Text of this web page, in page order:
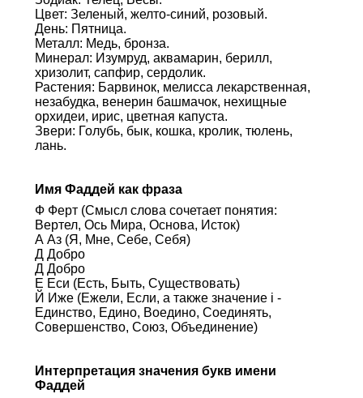
Цвет: Зеленый, желто-синий, розовый.
День: Пятница.
Металл: Медь, бронза.
Минерал: Изумруд, аквамарин, берилл,
хризолит, сапфир, сердолик.
Растения: Барвинок, мелисса лекарственная,
незабудка, венерин башмачок, нехищные
орхидеи, ирис, цветная капуста.
Звери: Голубь, бык, кошка, кролик, тюлень,
лань.
Имя Фаддей как фраза
Ф Ферт (Смысл слова сочетает понятия:
Вертел, Ось Мира, Основа, Исток)
А Аз (Я, Мне, Себе, Себя)
Д Добро
Д Добро
Е Еси (Есть, Быть, Существовать)
Й Иже (Ежели, Если, а также значение i -
Единство, Едино, Воедино, Соединять,
Совершенство, Союз, Объединение)
Интерпретация значения букв имени
Фаддей